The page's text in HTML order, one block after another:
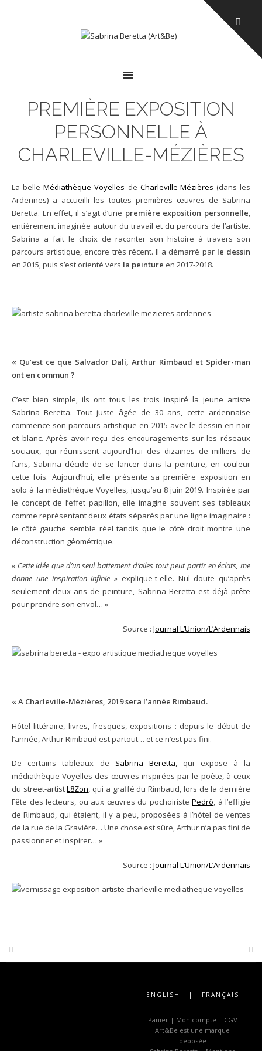
PREMIÈRE EXPOSITION
PERSONNELLE À
CHARLEVILLE-MÉZIÈRES
La belleMédiathèque Voyelles de Charleville-Mézières (dans les
Ardennes) a accueilli les toutes premières œuvres de Sabrina
Beretta. En effet, il s’agit d’une première exposition personnelle,
entièrement imaginée autour du travail et du parcours de l’artiste.
Sabrina a fait le choix de raconter son histoire à travers son
parcours artistique, encore très récent. Il a démarré par le dessin
en 2015, puis s’est orienté vers la peinture en 2017-2018.
« Qu’est ce que Salvador Dali, Arthur Rimbaud et Spider-man
ont en commun ?
C’est bien simple, ils ont tous les trois inspiré la jeune artiste
Sabrina Beretta. Tout juste âgée de 30 ans, cette ardennaise
commence son parcours artistique en 2015 avec le dessin en noir
et blanc. Après avoir reçu des encouragements sur les réseaux
sociaux, qui réunissent aujourd’hui des dizaines de milliers de
fans, Sabrina décide de se lancer dans la peinture, en couleur
cette fois. Aujourd’hui, elle présente sa première exposition en
solo à la médiathèque Voyelles, jusqu’au 8 juin 2019. Inspirée par
le concept de l’effet papillon, elle imagine souvent ses tableaux
comme représentant deux états séparés par une ligne imaginaire :
le côté gauche semble réel tandis que le côté droit montre une
déconstruction géométrique.
« Cette idée que d’un seul battement d’ailes tout peut partir en éclats, me
donne une inspiration infinie » explique-t-elle. Nul doute qu’après
seulement deux ans de peinture, Sabrina Beretta est déjà prête
pour prendre son envol… »
Source : Journal L’Union/L’Ardennais
« A Charleville-Mézières, 2019 sera l’année Rimbaud.
Hôtel littéraire, livres, fresques, expositions : depuis le début de
l’année, Arthur Rimbaud est partout… et ce n’est pas fini.
De certains tableaux de Sabrina Beretta, qui expose à la
médiathèque Voyelles des œuvres inspirées par le poète, à ceux
du street-artistL8Zon, qui a graffé du Rimbaud, lors de la dernière
Fête des lecteurs, ou aux œuvres du pochoiriste Pedrô, à l’effigie
de Rimbaud, qui étaient, il y a peu, proposées à l’hôtel de ventes
de la rue de la Gravière… Une chose est sûre, Arthur n’a pas fini de
passionner et inspirer… »
Source : Journal L’Union/L’Ardennais
ENGLISH | FRANÇAIS
Panier| Mon compte | CGV
Art&Be est une marque
déposée